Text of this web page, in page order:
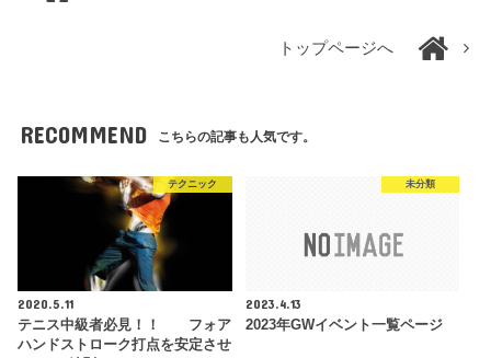
トップページへ
RECOMMEND こちらの記事も人気です。
テクニック
2020.5.11
テニス中級者必見！！ フォア
ハンドストローク打点を安定させ
未分類
2023.4.13
2023年GWイベント一覧ページ